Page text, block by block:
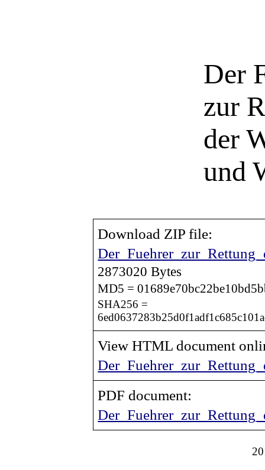
Der
zur
der
und
Download ZIP file:
2873020 Bytes
MD5 =
SHA256 =
View HTML document
PDF document: